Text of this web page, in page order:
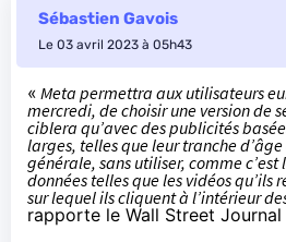
Sébastien Gavois
Le 03 avril 2023 à 05h43
« Meta permettra aux utilisateurs
mercredi, de choisir une version de
ciblera qu’avec des publicités
larges, telles que leur tranche
générale, sans utiliser, comme
données telles que les vidéos qu’ils
sur lequel ils cliquent à l’intérieur
rapporte le Wall Street Journal